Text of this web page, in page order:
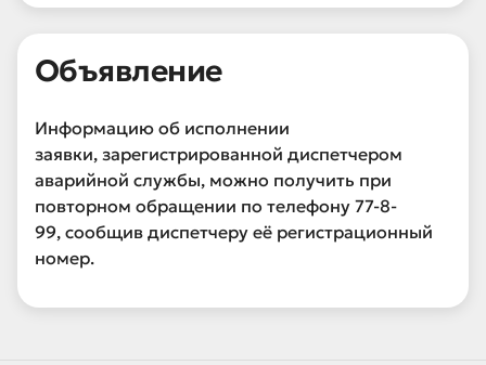
Объявление
Информацию об исполнении
заявки, зарегистрированной диспетчером
аварийной службы, можно получить при
повторном обращении по телефону 77-8-
99, сообщив диспетчеру её регистрационный
номер.